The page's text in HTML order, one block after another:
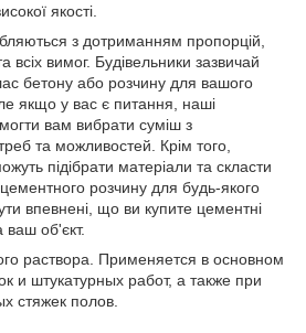
якості.
з дотриманням пропорцій,
всіх вимог. Будівельники зазвичай
бетону або розчину для вашого
якщо у вас є питання, наші
вам вибрати суміш з
та можливостей. Крім того,
підібрати матеріали та скласти
розчину для будь-якого
впевнені, що ви купите цементні
ваш об'єкт.
раствора. Применяется в основном
и штукатурных работ, а также при
стяжек полов.